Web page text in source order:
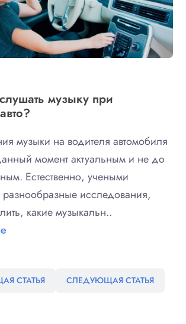
музыку при
музыки на водителя автомобиля
момент актуальным и не до
Естественно, учеными
исследования,
какие музыкальн..
СТАТЬЯ СЛЕДУЮЩАЯ СТАТЬЯ